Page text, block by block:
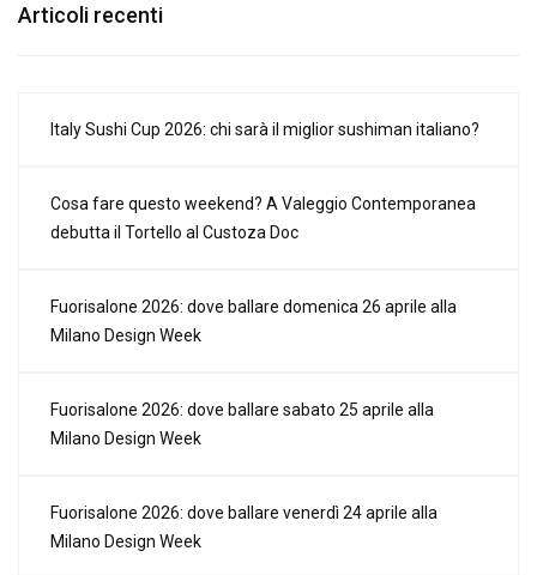
Articoli recenti
Italy Sushi Cup 2026: chi sarà il miglior sushiman italiano?
Cosa fare questo weekend? A Valeggio Contemporanea
debutta il Tortello al Custoza Doc
Fuorisalone 2026: dove ballare domenica 26 aprile alla
Milano Design Week
Fuorisalone 2026: dove ballare sabato 25 aprile alla
Milano Design Week
Fuorisalone 2026: dove ballare venerdì 24 aprile alla
Milano Design Week